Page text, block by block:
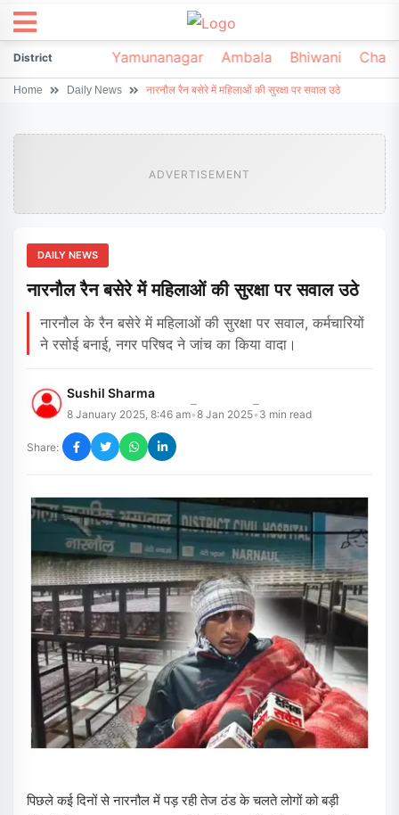
DistrictSonipat Yamunanagar Ambala Bhiwani
Home Daily News नारनौल रैन बसेरे में महिलाओं की सुरक्षा पर सवाल उठे
ADVERTISEMENT
DAILY NEWS
नारनौल रैन बसेरे में महिलाओं की सुरक्षा पर सवाल उठे
नारनौल के रैन बसेरे में महिलाओं की सुरक्षा पर सवाल, कर्मचारियों
ने रसोई बनाई, नगर परिषद ने जांच का किया वादा।
Sushil Sharma
8 January 2025, 8:46 am•8 Jan 2025• 3 min read
Share:
पिछले कई दिनों से नारनौल में पड़ रही तेज ठंड के चलते लोगों को बड़ी